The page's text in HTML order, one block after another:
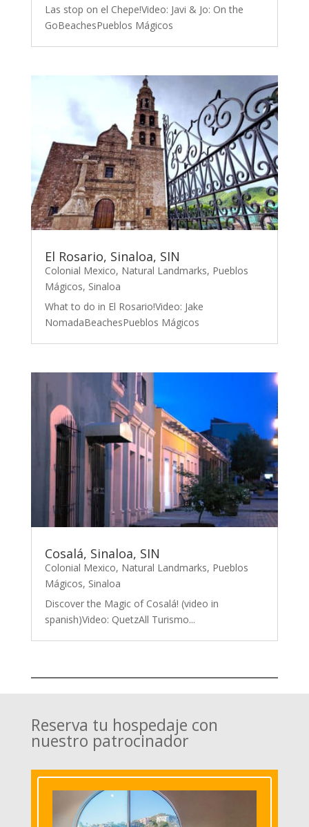
Las stop on el Chepe!Video: Javi & Jo: On the
GoBeachesPueblos Mágicos
El Rosario, Sinaloa, SIN
Colonial Mexico, Natural Landmarks, Pueblos
Mágicos, Sinaloa
What to do in El Rosario!Video: Jake
NomadaBeachesPueblos Mágicos
Cosalá, Sinaloa, SIN
Colonial Mexico, Natural Landmarks, Pueblos
Mágicos, Sinaloa
Discover the Magic of Cosalá! (video in
spanish)Video: QuetzAll Turismo...
Reserva tu hospedaje con
nuestro patrocinador